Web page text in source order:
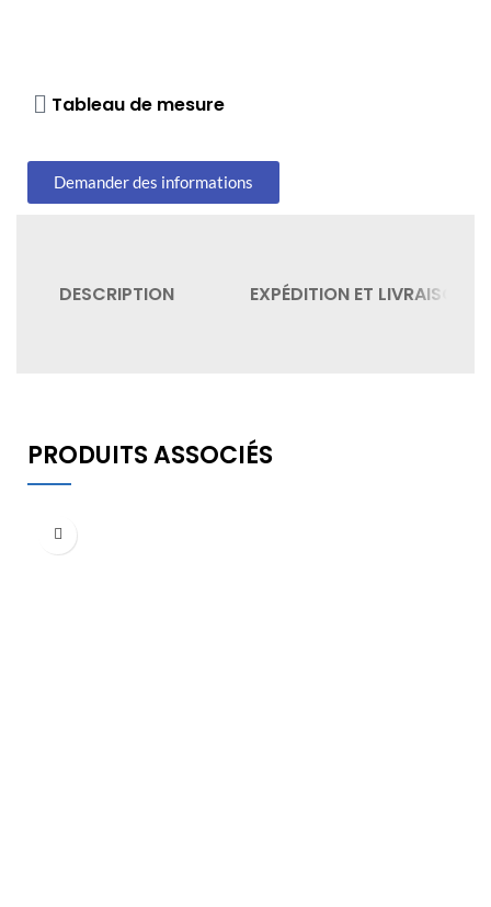
Tableau de mesure
Demander des informations
DESCRIPTION EXPÉDITION ET LIVRAISON
PRODUITS ASSOCIÉS